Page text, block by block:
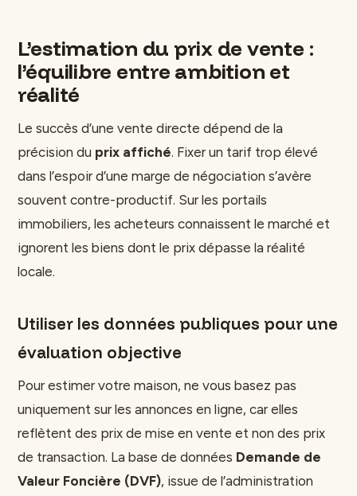
L’estimation du prix de vente :
l’équilibre entre ambition et
réalité
Le succès d’une vente directe dépend de la
précision du prix affiché. Fixer un tarif trop élevé
dans l’espoir d’une marge de négociation s’avère
souvent contre-productif. Sur les portails
immobiliers, les acheteurs connaissent le marché et
ignorent les biens dont le prix dépasse la réalité
locale.
Utiliser les données publiques pour une
évaluation objective
Pour estimer votre maison, ne vous basez pas
uniquement sur les annonces en ligne, car elles
reflètent des prix de mise en vente et non des prix
de transaction. La base de données Demande de
Valeur Foncière (DVF), issue de l’administration